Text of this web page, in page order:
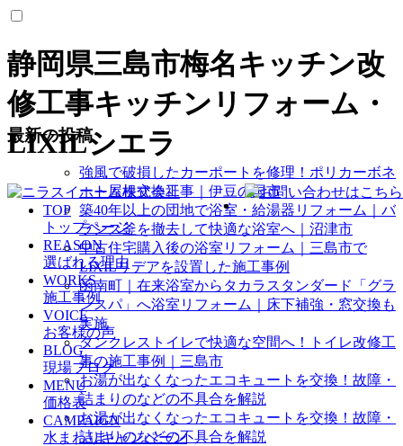
静岡県三島市梅名キッチン改
修工事キッチンリフォーム・
LIXILシエラ
TOP
トップページ
REASON
選ばれる理由
WORKS
施工事例
VOICE
お客様の声
BLOG
現場ブログ
MENU
価格表
CAMPAIGN
水まわりキャンペーン
最新の投稿
強風で破損したカーポートを修理！ポリカーボネ
ート屋根交換工事｜伊豆の国市
築40年以上の団地で浴室・給湯器リフォーム｜バ
ランス釜を撤去して快適な浴室へ｜沼津市
中古住宅購入後の浴室リフォーム｜三島市で
LIXILリデアを設置した施工事例
函南町｜在来浴室からタカラスタンダード「グラ
ンスパ」へ浴室リフォーム｜床下補強・窓交換も
実施
タンクレストイレで快適な空間へ！トイレ改修工
事の施工事例｜三島市
お湯が出なくなったエコキュートを交換！故障・
詰まりのなどの不具合を解説
お湯が出なくなったエコキュートを交換！故障・
詰まりのなどの不具合を解説